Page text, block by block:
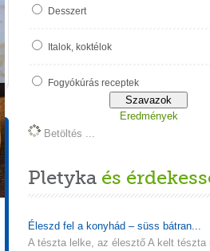
Desszert
Italok, koktélok
Fogyókúrás receptek
Eredmények
Betöltés ...
Pletyka és
Éleszd fel a konyhád – süss bátran...
A tészta lelke, az élesztő A kelt tészta